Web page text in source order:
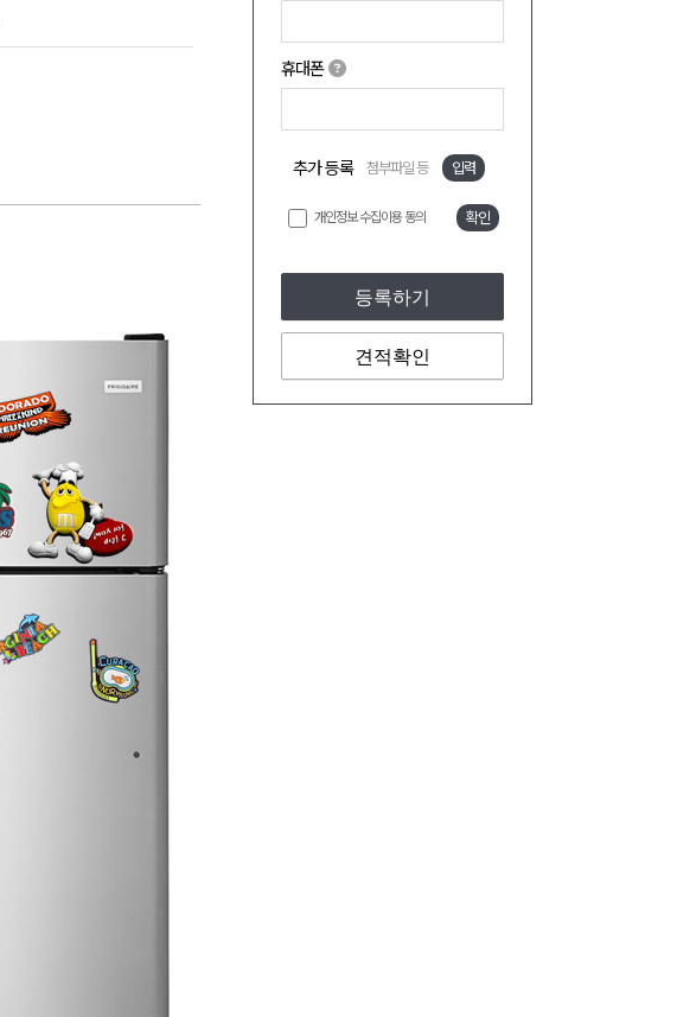
휴대폰
추가 등록 첨부파일 등 입력
개인정보 수집이용 동의 확인
등록하기
견적확인